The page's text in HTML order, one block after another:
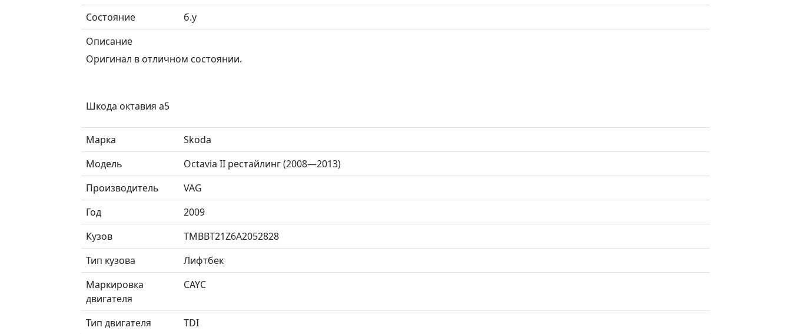
Состояние
б.у
Описание
Оригинал в отличном состоянии.
Шкода октавия а5
Марка
Skoda
Модель
Octavia II рестайлинг (2008—2013)
Производитель
VAG
Год
2009
Кузов
TMBBT21Z6A2052828
Тип кузова
Лифтбек
Маркировка
двигателя
CAYC
Тип двигателя
TDI